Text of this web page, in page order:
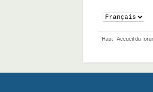
Haut Accueil du